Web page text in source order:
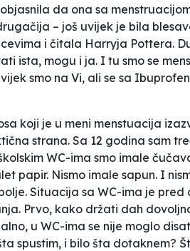
da ona sa
– još uvijek je bila
i čitala Harryja Pottera.
ista, mogu i ja. I tu smo se
smo na Vi, ali se sa
koji je u meni menstuacija
strana. Sa 12 godina sam
WC-ima smo imale
papir. Nismo imale sapun. I
Situacija sa WC-ima je
Prvo, kako držati dah
u WC-ima se nije moglo
spustim, i bilo šta dotaknem?